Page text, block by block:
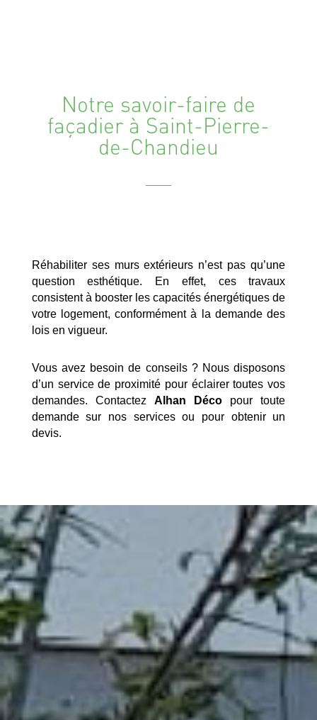
Notre savoir-faire de
façadier à Saint-Pierre-
de-Chandieu
Réhabiliter ses murs extérieurs n’est pas qu’une
question esthétique. En effet, ces travaux
consistent à booster les capacités énergétiques de
votre logement, conformément à la demande des
lois en vigueur.
Vous avez besoin de conseils ? Nous disposons
d’un service de proximité pour éclairer toutes vos
demandes. Contactez Alhan Déco pour toute
demande sur nos services ou pour obtenir un
devis.